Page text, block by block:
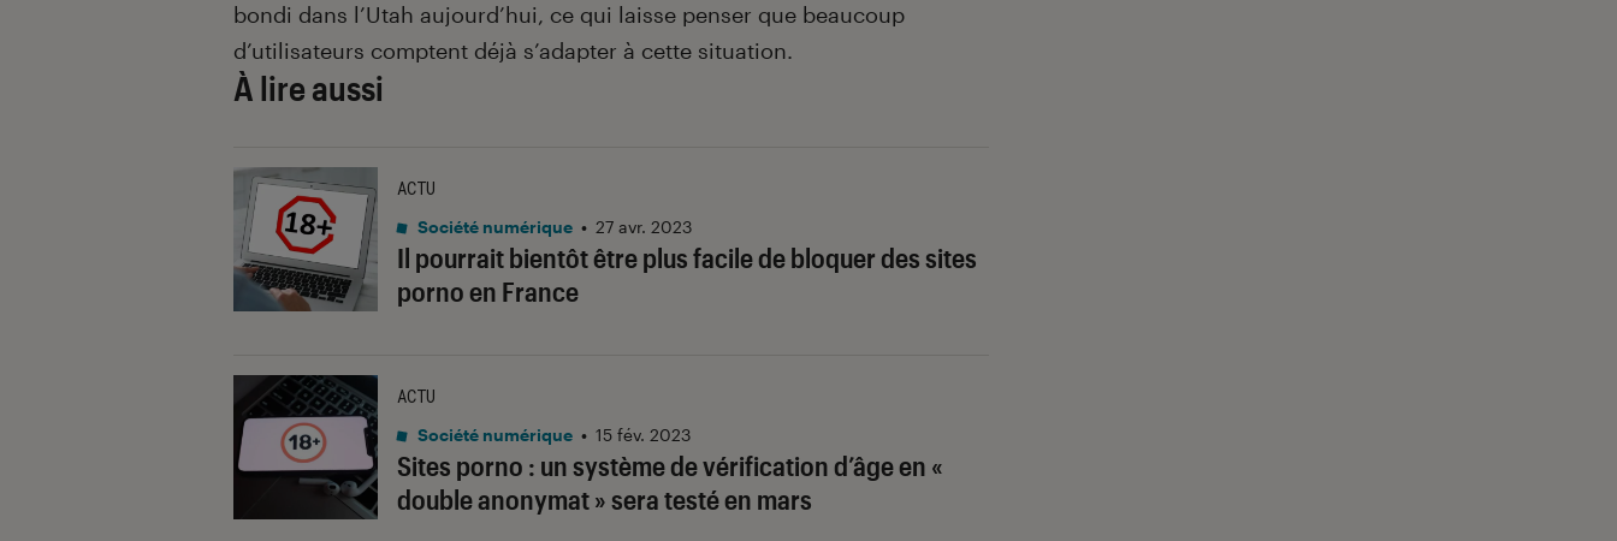
bondi dans l’Utah aujourd’hui, ce qui laisse penser que beaucoup
d’utilisateurs comptent déjà s’adapter à cette situation.
À lire aussi
Il pourrait bientôt être plus facile de bloquer des sites
porno en France
ACTU
Société numérique • 27 avr. 2023
Sites porno : un système de vérification d’âge en «
double anonymat » sera testé en mars
ACTU
Société numérique • 15 fév. 2023